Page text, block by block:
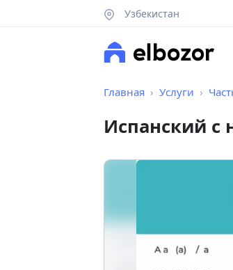
Узбекистан
Главная Услуги
Испанский с